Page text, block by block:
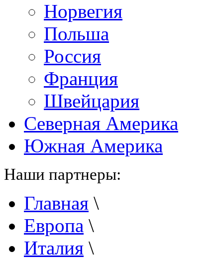
Норвегия
Польша
Россия
Франция
Швейцария
Северная Америка
Южная Америка
Наши партнеры:
Главная \
Европа \
Италия \